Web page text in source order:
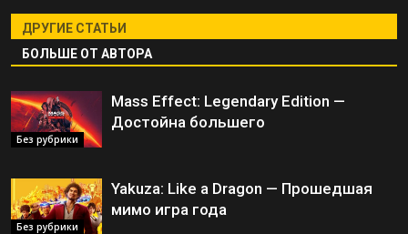
ДРУГИЕ СТАТЬИ
БОЛЬШЕ ОТ АВТОРА
Без рубрики
Mass Effect: Legendary Edition —
Достойна большего
Без рубрики
Yakuza: Like a Dragon — Прошедшая
мимо игра года